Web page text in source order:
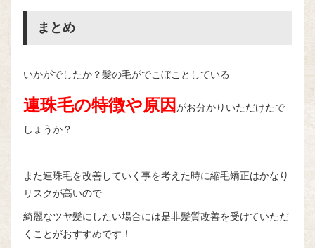
まとめ
いかがでしたか？髪の毛がでこぼことしている
連珠毛の特徴や原因 がお分かりいただけたで
しょうか？
また連珠毛を改善していく事を考えた時に縮毛矯正はかなり
リスクが高いので
綺麗なツヤ髪にしたい場合には是非髪質改善を受けていただ
くことがおすすめです！